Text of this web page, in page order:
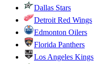
Dallas Stars
Detroit Red Wings
Edmonton Oilers
Florida Panthers
Los Angeles Kings